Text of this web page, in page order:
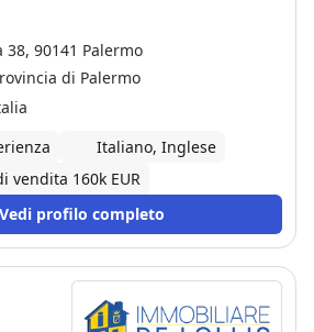
90141 Palermo
di Palermo
Italiano, Inglese
vendita 160k EUR
Vedi profilo completo